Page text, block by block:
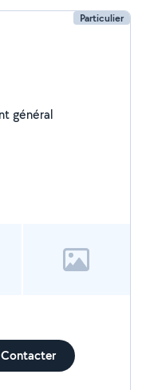
Particulier
général
Contacter